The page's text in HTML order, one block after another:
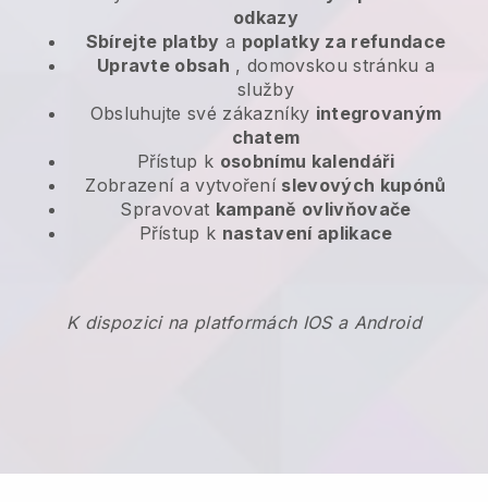
odkazy
Sbírejte platby a poplatky za refundace
Upravte obsah , domovskou stránku a
služby
Obsluhujte své zákazníky integrovaným
chatem
Přístup k osobnímu kalendáři
Zobrazení a vytvoření slevových kupónů
Spravovat kampaně ovlivňovače
Přístup k nastavení aplikace
K dispozici na platformách IOS a Android